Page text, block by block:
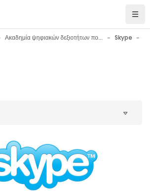
Ακαδημία ψηφιακών δεξιοτήτων πολιτών Skype